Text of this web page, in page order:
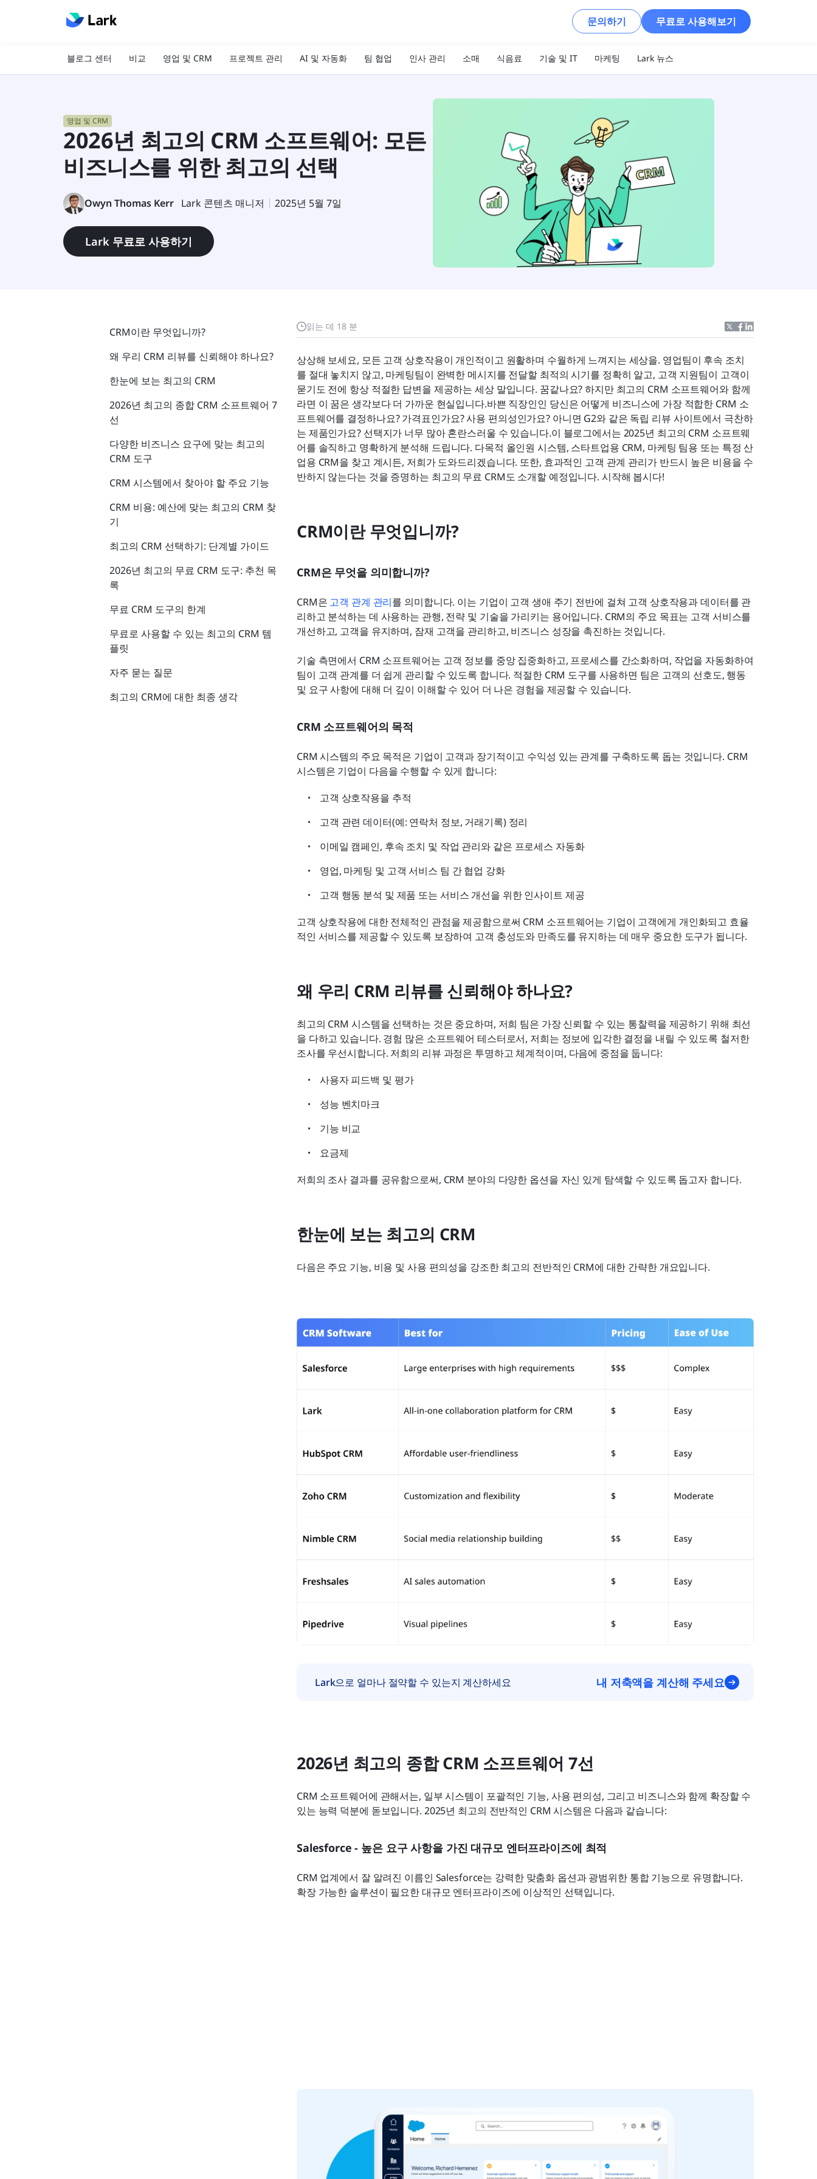
문의하기 무료로 사용해보기
블로그 센터 비교 영업 및 CRM 프로젝트 관리 AI 및 자동화 팀 협업 인사 관리 소매 식음료 기술 및 IT 마케팅 Lark 뉴스
영업 및 CRM
2026년 최고의 CRM 소프트웨어: 모든
비즈니스를 위한 최고의 선택
Owyn Thomas Kerr Lark 콘텐츠 매니저 2025년 5월 7일
Lark 무료로 사용하기
읽는 데 18 분
상상해 보세요, 모든 고객 상호작용이 개인적이고 원활하며 수월하게 느껴지는 세상을. 영업팀이 후속 조치
를 절대 놓치지 않고, 마케팅팀이 완벽한 메시지를 전달할 최적의 시기를 정확히 알고, 고객 지원팀이 고객이
묻기도 전에 항상 적절한 답변을 제공하는 세상 말입니다. 꿈같나요? 하지만 최고의 CRM 소프트웨어와 함께
라면 이 꿈은 생각보다 더 가까운 현실입니다.바쁜 직장인인 당신은 어떻게 비즈니스에 가장 적합한 CRM 소
프트웨어를 결정하나요? 가격표인가요? 사용 편의성인가요? 아니면 G2와 같은 독립 리뷰 사이트에서 극찬하
는 제품인가요? 선택지가 너무 많아 혼란스러울 수 있습니다.이 블로그에서는 2025년 최고의 CRM 소프트웨
어를 솔직하고 명확하게 분석해 드립니다. 다목적 올인원 시스템, 스타트업용 CRM, 마케팅 팀용 또는 특정 산
업용 CRM을 찾고 계시든, 저희가 도와드리겠습니다. 또한, 효과적인 고객 관계 관리가 반드시 높은 비용을 수
반하지 않는다는 것을 증명하는 최고의 무료 CRM도 소개할 예정입니다. 시작해 봅시다!
CRM이란 무엇입니까?
CRM은 무엇을 의미합니까?
CRM은 고객 관계 관리를 의미합니다. 이는 기업이 고객 생애 주기 전반에 걸쳐 고객 상호작용과 데이터를 관
리하고 분석하는 데 사용하는 관행, 전략 및 기술을 가리키는 용어입니다. CRM의 주요 목표는 고객 서비스를
개선하고, 고객을 유지하며, 잠재 고객을 관리하고, 비즈니스 성장을 촉진하는 것입니다.
기술 측면에서 CRM 소프트웨어는 고객 정보를 중앙 집중화하고, 프로세스를 간소화하며, 작업을 자동화하여
팀이 고객 관계를 더 쉽게 관리할 수 있도록 합니다. 적절한 CRM 도구를 사용하면 팀은 고객의 선호도, 행동
및 요구 사항에 대해 더 깊이 이해할 수 있어 더 나은 경험을 제공할 수 있습니다.
CRM 소프트웨어의 목적
CRM 시스템의 주요 목적은 기업이 고객과 장기적이고 수익성 있는 관계를 구축하도록 돕는 것입니다. CRM
시스템은 기업이 다음을 수행할 수 있게 합니다:
고객 상호작용을 추적
고객 관련 데이터(예: 연락처 정보, 거래기록) 정리
이메일 캠페인, 후속 조치 및 작업 관리와 같은 프로세스 자동화
영업, 마케팅 및 고객 서비스 팀 간 협업 강화
고객 행동 분석 및 제품 또는 서비스 개선을 위한 인사이트 제공
고객 상호작용에 대한 전체적인 관점을 제공함으로써 CRM 소프트웨어는 기업이 고객에게 개인화되고 효율
적인 서비스를 제공할 수 있도록 보장하여 고객 충성도와 만족도를 유지하는 데 매우 중요한 도구가 됩니다.
왜 우리 CRM 리뷰를 신뢰해야 하나요?
최고의 CRM 시스템을 선택하는 것은 중요하며, 저희 팀은 가장 신뢰할 수 있는 통찰력을 제공하기 위해 최선
을 다하고 있습니다. 경험 많은 소프트웨어 테스터로서, 저희는 정보에 입각한 결정을 내릴 수 있도록 철저한
조사를 우선시합니다. 저희의 리뷰 과정은 투명하고 체계적이며, 다음에 중점을 둡니다:
사용자 피드백 및 평가
성능 벤치마크
기능 비교
요금제
저희의 조사 결과를 공유함으로써, CRM 분야의 다양한 옵션을 자신 있게 탐색할 수 있도록 돕고자 합니다.
한눈에 보는 최고의 CRM
다음은 주요 기능, 비용 및 사용 편의성을 강조한 최고의 전반적인 CRM에 대한 간략한 개요입니다.
Lark으로 얼마나 절약할 수 있는지 계산하세요 내 저축액을 계산해 주세요
2026년 최고의 종합 CRM 소프트웨어 7선
CRM 소프트웨어에 관해서는, 일부 시스템이 포괄적인 기능, 사용 편의성, 그리고 비즈니스와 함께 확장할 수
있는 능력 덕분에 돋보입니다. 2025년 최고의 전반적인 CRM 시스템은 다음과 같습니다:
Salesforce - 높은 요구 사항을 가진 대규모 엔터프라이즈에 최적
CRM 업계에서 잘 알려진 이름인 Salesforce는 강력한 맞춤화 옵션과 광범위한 통합 기능으로 유명합니다.
확장 가능한 솔루션이 필요한 대규모 엔터프라이즈에 이상적인 선택입니다.
CRM이란 무엇입니까?
왜 우리 CRM 리뷰를 신뢰해야 하나요?
한눈에 보는 최고의 CRM
2026년 최고의 종합 CRM 소프트웨어 7
선
다양한 비즈니스 요구에 맞는 최고의
CRM 도구
CRM 시스템에서 찾아야 할 주요 기능
CRM 비용: 예산에 맞는 최고의 CRM 찾
기
최고의 CRM 선택하기: 단계별 가이드
2026년 최고의 무료 CRM 도구: 추천 목
록
무료 CRM 도구의 한계
무료로 사용할 수 있는 최고의 CRM 템
플릿
자주 묻는 질문
최고의 CRM에 대한 최종 생각